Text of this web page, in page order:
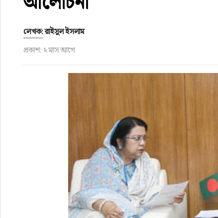
হজ-ওমরাহ
ভিডিও
লেখক: রাইসুল ইসলাম
প্রকাশ: ২ মাস আগে